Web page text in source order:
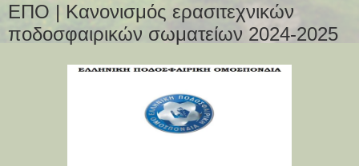
ΕΠΟ | Κανονισμός ερασιτεχνικών
ποδοσφαιρικών σωματείων 2024-2025